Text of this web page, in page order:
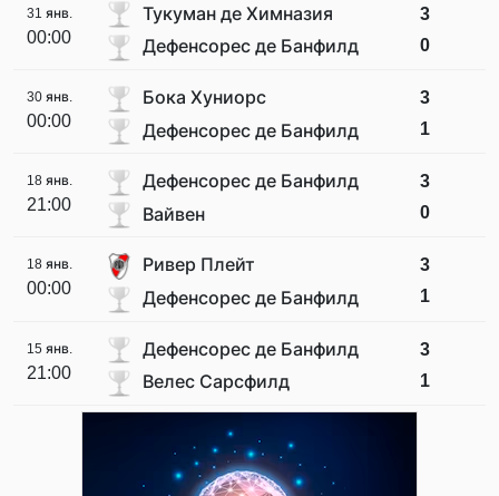
31 янв.
00:00
Тукуман де Химназия
Дефенсорес де Банфилд
3
0
30 янв.
00:00
Бока Хуниорс
Дефенсорес де Банфилд
3
1
18 янв.
21:00
Дефенсорес де Банфилд
Вайвен
3
0
18 янв.
00:00
Ривер Плейт
Дефенсорес де Банфилд
3
1
15 янв.
21:00
Дефенсорес де Банфилд
Велес Сарсфилд
3
1